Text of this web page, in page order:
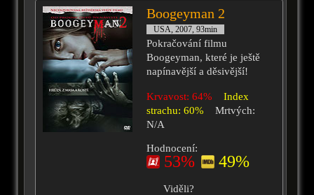
Boogeyman 2
USA, 2007, 93min
Pokračování filmu
Boogeyman, které je ještě
napínavější a děsivější!
Krvavost: 64%
Index
strachu: 60%
Mrtvých:
N/A
Hodnocení:
53% 49%
Viděli?